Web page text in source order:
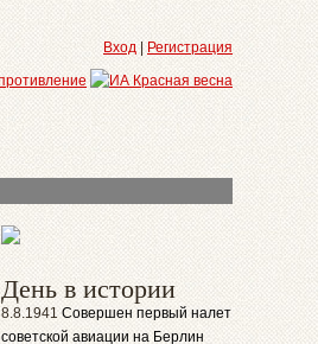
Вход Регистрация
День в истории
8.8.1941 Совершен первый налет
советской авиации на Берлин